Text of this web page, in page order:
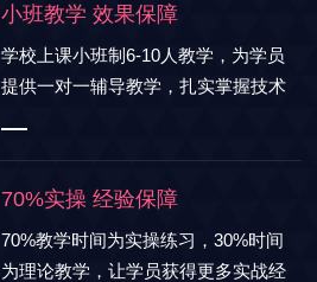
小班教学 效果保障
学校上课小班制6-10人教学，为学员
提供一对一辅导教学，扎实掌握技术
70%实操 经验保障
70%教学时间为实操练习，30%时间
为理论教学，让学员获得更多实战经